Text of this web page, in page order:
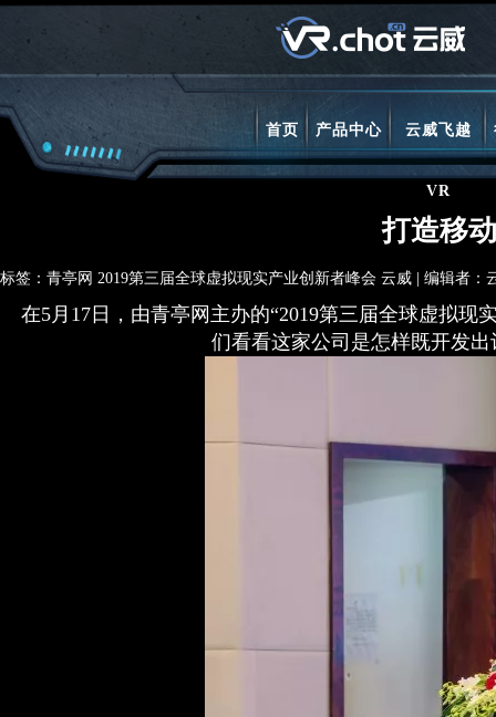
首页 产品中心 云威飞越
VR
打造移
标签：青亭网 2019第三届全球虚拟现实产业创新者峰会 云威 | 编辑者：
在5月17日，由青亭网主办的“2019第三届全球虚拟现
们看看这家公司是怎样既开发